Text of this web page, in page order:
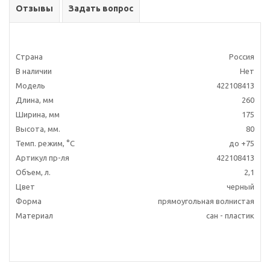
Отзывы Задать вопрос
Страна
Россия
В наличии
Нет
Модель
422108413
Длина, мм
260
Ширина, мм
175
Высота, мм.
80
Темп. режим, °C
до +75
Артикул пр-ля
422108413
Объем, л.
2,1
Цвет
черный
Форма
прямоугольная волнистая
Материал
сан - пластик